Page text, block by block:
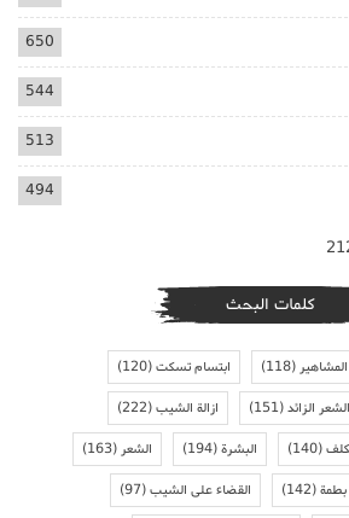
650
544
513
494
كلمات البحث
المشاهير(118) ابتسام تسكت(120)
الزائد(151) ازالة الشيب(222)
(140) البشرة(194) الشعر(163)
بطمة(142) القضاء على الشيب(97)